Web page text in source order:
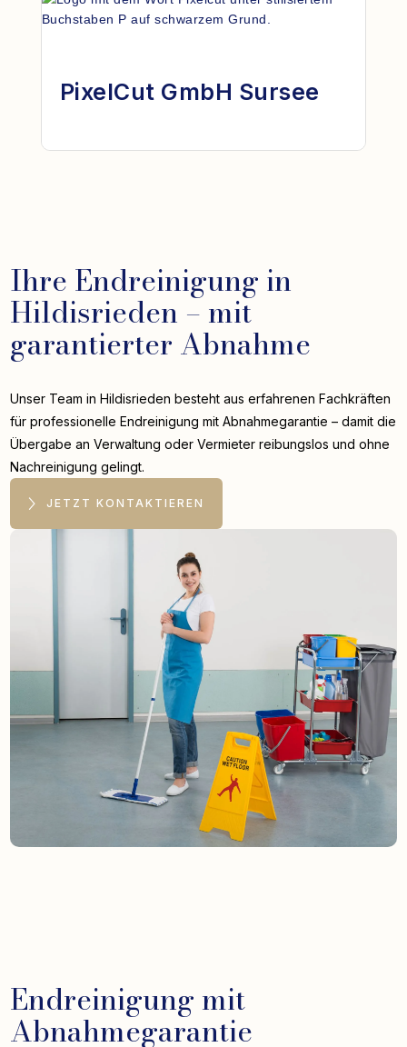
PixelCut GmbH Sursee
Ihre Endreinigung in
Hildisrieden – mit
garantierter Abnahme
Unser Team in Hildisrieden besteht aus erfahrenen Fachkräften
für professionelle Endreinigung mit Abnahmegarantie – damit die
Übergabe an Verwaltung oder Vermieter reibungslos und ohne
Nachreinigung gelingt.
JETZT KONTAKTIEREN
Endreinigung mit
Abnahmegarantie